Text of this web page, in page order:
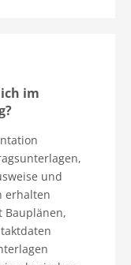
im
und
erhalten
Bauplänen,